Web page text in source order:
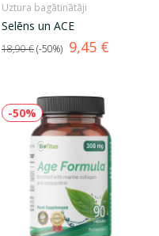
Uztura bagātinātāji
Selēns un ACE
Standarta
cena
18,90 € -50% Cena
9,45 €
-50%